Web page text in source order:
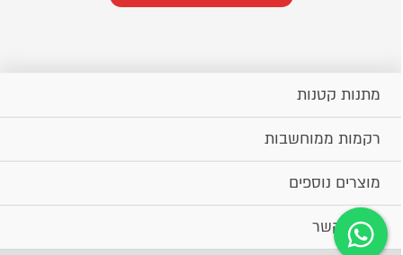
מתנות קטנות
רקמות ממוחשבות
מוצרים נוספים
יצירת קשר